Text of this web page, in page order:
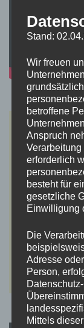
Stand:
Wir freuen
betroffene
Anspruch
erforderlich
besteht für
gesetzliche
Einwilligung
Die
Adresse
Person,
Mittels